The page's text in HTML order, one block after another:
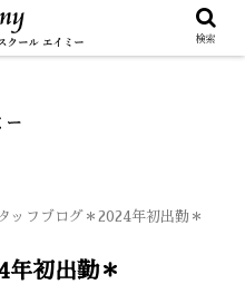
ッフブログ＊2024年初出勤＊
年初出勤＊
検索